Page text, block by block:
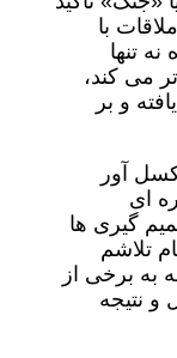
با
تنها
می کند،
و بر
آور
ای
گیری ها
تلاشم
به برخی از
و نتیجه